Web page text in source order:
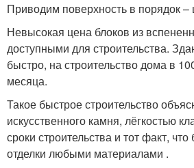
Приводим поверхность в порядок –
Невысокая цена блоков из
доступными для строительства.
быстро, на строительство дома в
месяца.
Такое быстрое строительство
искусственного камня, лёгкостью
сроки строительства и тот факт,
отделки любыми материалами .